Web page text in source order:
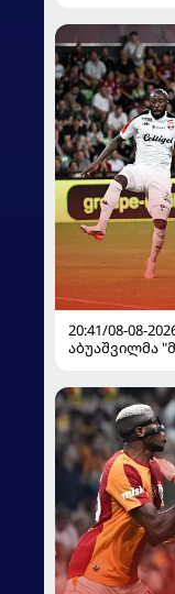
20:41/08-08-
აბუაშვილმა